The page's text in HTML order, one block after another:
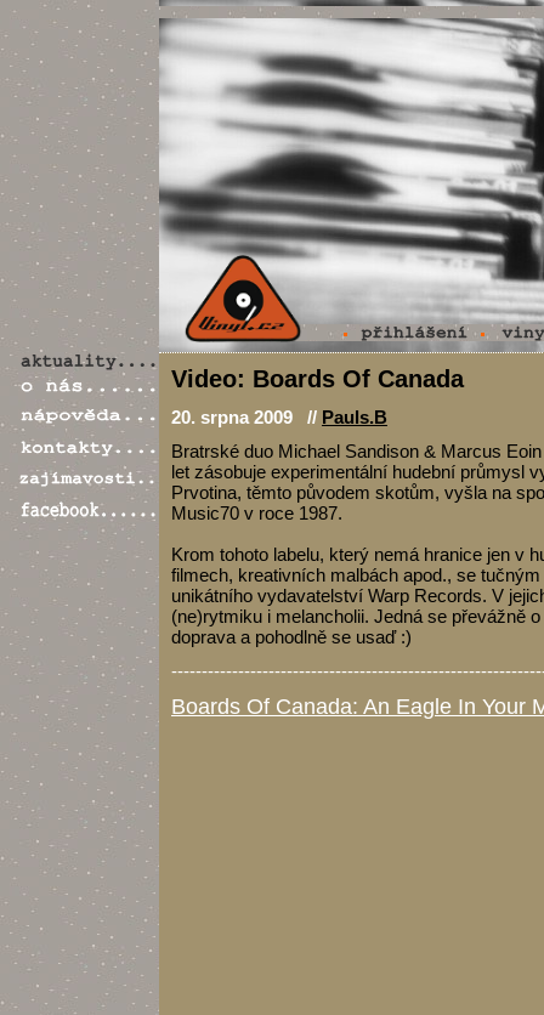
Video: Boards Of Canada
20. srpna 2009 // Pauls.B
Bratrské duo Michael Sandison & Marcus
let zásobuje experimentální hudební průmysl
Prvotina, těmto původem skotům, vyšla na
Music70 v roce 1987.
Krom tohoto labelu, který nemá hranice jen v
filmech, kreativních malbách apod., se
unikátního vydavatelství Warp Records. V
(ne)rytmiku i melancholii. Jedná se převážně
doprava a pohodlně se usaď :)
Boards Of Canada: An Eagle In Your